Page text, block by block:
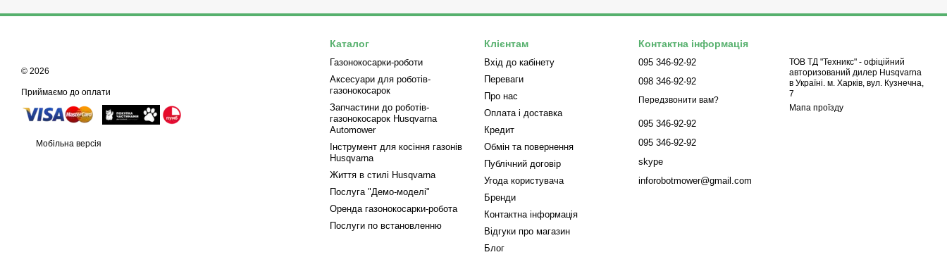
© 2026
Приймаємо до оплати
Мобільна версія
Каталог
Газонокосарки-роботи
Аксесуари для роботів-
газонокосарок
Запчастини до роботів-
газонокосарок Husqvarna
Automower
Інструмент для косіння газонів
Husqvarna
Життя в стилі Husqvarna
Послуга "Демо-моделі"
Оренда газонокосарки-робота
Послуги по встановленню
Клієнтам
Вхід до кабінету
Переваги
Про нас
Оплата і доставка
Кредит
Обмін та повернення
Публічний договір
Угода користувача
Бренди
Контактна інформація
Відгуки про магазин
Блог
Контактна інформація
095 346-92-92
098 346-92-92
Передзвонити вам?
095 346-92-92
095 346-92-92
skype
inforobotmower@gmail.com
ТОВ ТД "Техникс" - офіційний
авторизований дилер Husqvarna
в Україні. м. Харків, вул. Кузнечна,
7
Мапа проїзду